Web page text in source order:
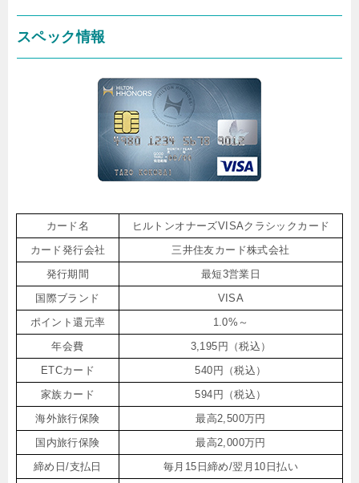
スペック情報
カード名
ヒルトンオナーズVISAクラシックカード
カード発行会社
三井住友カード株式会社
発行期間
最短3営業日
国際ブランド
VISA
ポイント還元率
1.0%～
年会費
3,195円（税込）
ETCカード
540円（税込）
家族カード
594円（税込）
海外旅行保険
最高2,500万円
国内旅行保険
最高2,000万円
締め日/支払日
毎月15日締め/翌月10日払い